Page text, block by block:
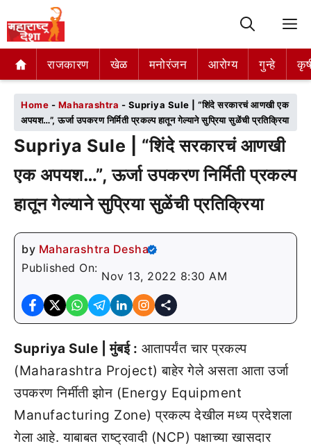
राजकारण खेळ मनोरंजन आरोग्य गुन्हे
राजकारण खेळ मनोरंजन आरोग्य गुन्हे
Home - Maharashtra - Supriya Sule | “शिंदे सरकारचं आणखी एक
अपयश…”, ऊर्जा उपकरण निर्मिती प्रकल्प हातून गेल्याने सुप्रिया सुळेंची प्रतिक्रिया
Supriya Sule | “शिंदे सरकारचं आणखी
एक अपयश…”, ऊर्जा उपकरण निर्मिती प्रकल्प
हातून गेल्याने सुप्रिया सुळेंची प्रतिक्रिया
by Maharashtra Desha
Published On:
Nov 13, 2022 8:30 AM
Supriya Sule | मुंबई : आतापर्यंत चार प्रकल्प
(Maharashtra Project) बाहेर गेले असता आता उर्जा
उपकरण निर्मीती झोन (Energy Equipment
Manufacturing Zone) प्रकल्प देखील मध्य प्रदेशला
गेला आहे. याबाबत राष्ट्रवादी (NCP) पक्षाच्या खासदार